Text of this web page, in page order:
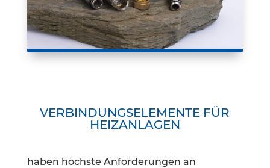
VERBINDUNGSELEMENTE FÜR
HEIZANLAGEN
haben höchste Anforderungen an